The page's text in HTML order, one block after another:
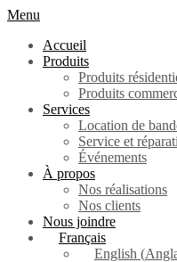
Menu
Accueil
Produits
Produits
Produits
Services
Location de
Service et
Événements
À propos
Nos réalisations
Nos clients
Nous joindre
Français
English (